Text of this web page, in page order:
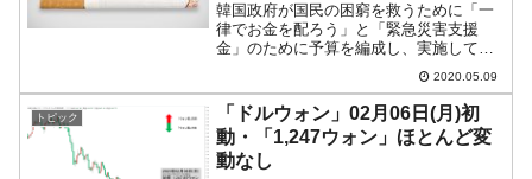
韓国政府が国民の困窮を救うために「一
律でお金を配ろう」と「緊急災害支援
金」のために予算を編成し、実施してい
ます。先にご紹介しましたが、これには
地方自治体も財源を提供しているのです
が、地方の活性化に役立つようにと割り
引き商品券を配っています。...
2020.05.09
トピック
「ドルウォン」02月06日(月)初
動・「1,247ウォン」ほとんど変
動なし